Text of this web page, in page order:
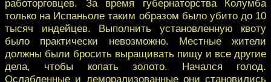
работорговцев. За время губернаторства Колумба
только на Испаньоле таким образом было убито до 10
тысяч индейцев. Выполнить установленную квоту
было практически невозможно. Местные жители
должны были бросить выращивать пищу и все другие
дела, чтобы копать золото. Начался голод.
Ослабленные и деморализованные они становились